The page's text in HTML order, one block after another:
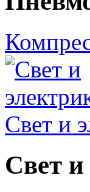
Свет и
Свет и